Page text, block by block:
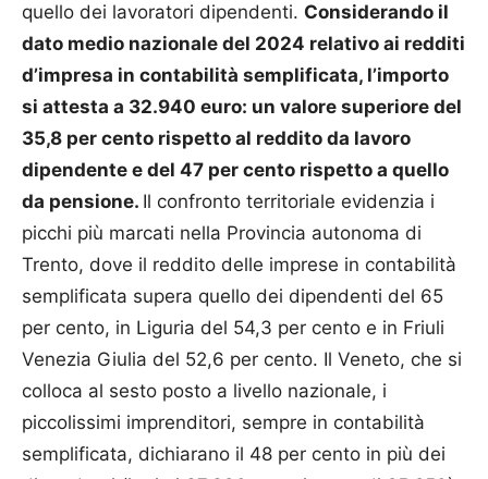
quello dei lavoratori dipendenti. Considerando il
dato medio nazionale del 2024 relativo ai redditi
d’impresa in contabilità semplificata, l’importo
si attesta a 32.940 euro: un valore superiore del
35,8 per cento rispetto al reddito da lavoro
dipendente e del 47 per cento rispetto a quello
da pensione. Il confronto territoriale evidenzia i
picchi più marcati nella Provincia autonoma di
Trento, dove il reddito delle imprese in contabilità
semplificata supera quello dei dipendenti del 65
per cento, in Liguria del 54,3 per cento e in Friuli
Venezia Giulia del 52,6 per cento. Il Veneto, che si
colloca al sesto posto a livello nazionale, i
piccolissimi imprenditori, sempre in contabilità
semplificata, dichiarano il 48 per cento in più dei